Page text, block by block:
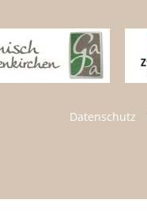
Datenschutz